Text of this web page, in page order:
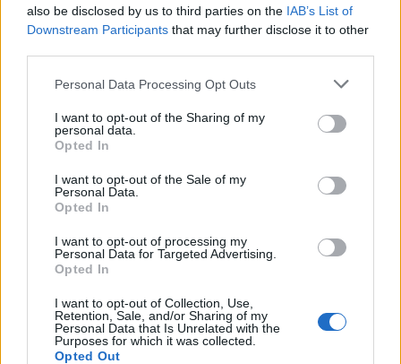
also be disclosed by us to third parties on the IAB’s List of
Downstream Participants that may further disclose it to other
Please note that this website/app uses one or more Google
not limited to your visit or usage behaviour. You may click to
grant or deny consent to Google and its third-party tags to
use your data for below specified purposes in below Google
consent section.
Personal Data Processing Opt Outs
I want to opt-out of the Sharing of my
personal data.
Opted In
I want to opt-out of the Sale of my
Personal Data.
Opted In
I want to opt-out of processing my
Personal Data for Targeted Advertising.
Opted In
I want to opt-out of Collection, Use,
Retention, Sale, and/or Sharing of my
Personal Data that Is Unrelated with the
Purposes for which it was collected.
Opted Out
trasparenza e conserva l'agenda del primo
impiego in banca.